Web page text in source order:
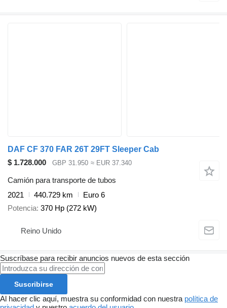
DAF CF 370 FAR 26T 29FT Sleeper Cab
$ 1.728.000
GBP 31.950 ≈ EUR 37.340
Camión para transporte de tubos
2021
440.729 km
Euro 6
Potencia 370 Hp (272 kW)
Reino Unido
Suscríbase para recibir anuncios nuevos de esta sección
Suscribirse
Al hacer clic aquí, muestra su conformidad con nuestra política de